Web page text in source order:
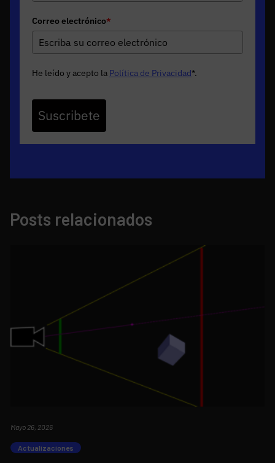
Correo electrónico*
He leído y acepto la Política de Privacidad*.
Suscribete
Posts relacionados
Mayo 26, 2026
Actualizaciones